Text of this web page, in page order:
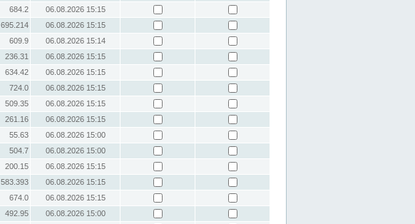
684.2
06.08.2026 15:15
695.214
06.08.2026 15:15
609.9
06.08.2026 15:14
236.31
06.08.2026 15:15
634.42
06.08.2026 15:15
724.0
06.08.2026 15:15
509.35
06.08.2026 15:15
261.16
06.08.2026 15:15
55.63
06.08.2026 15:00
504.7
06.08.2026 15:00
200.15
06.08.2026 15:15
583.393
06.08.2026 15:15
674.0
06.08.2026 15:15
492.95
06.08.2026 15:00